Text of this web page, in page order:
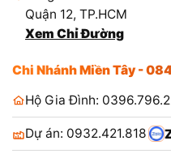
Quận 12, TP.HCM
Xem Chỉ Đường
Chi Nhánh Miền Tây -
Hộ Gia Đình:
Dự án: 0932.421.818